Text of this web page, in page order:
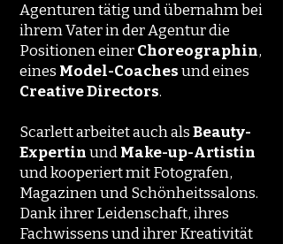
Agenturen tätig und übernahm bei
ihrem Vater in der Agentur die
Positionen einerChoreographin,
eines Model-Coachesund eines
Creative Directors.
Scarlett arbeitet auch alsBeauty-
ExpertinundMake-up-Artistin
und kooperiert mit Fotografen,
Magazinen und Schönheitssalons.
Dank ihrer Leidenschaft, ihres
Fachwissens und ihrer Kreativität